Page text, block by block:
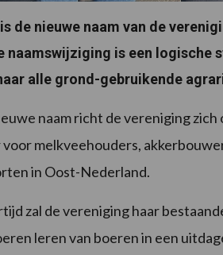
de nieuwe naam van de
naamswijziging is een
alle grond-gebruikende
naam richt de vereniging
voor melkveehouders,
in Oost-Nederland.
zal de vereniging haar
leren van boeren in een